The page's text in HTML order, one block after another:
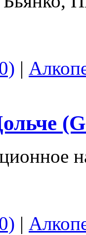
|
|